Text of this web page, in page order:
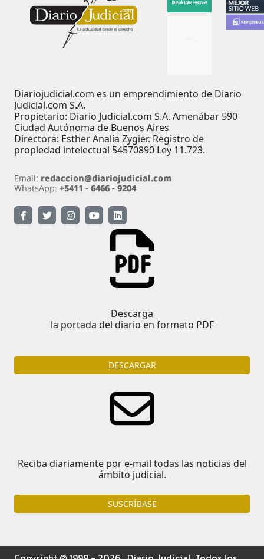
Diariojudicial.com es un emprendimiento de Diario
Judicial.com S.A.
Propietario: Diario Judicial.com S.A. Amenábar 590
Ciudad Autónoma de Buenos Aires
Directora: Esther Analía Zygier. Registro de
propiedad intelectual 54570890 Ley 11.723.
Descarga
la portada del diario en formato PDF
DESCARGAR
Reciba diariamente por e-mail todas las noticias del
ámbito judicial.
SUSCRÍBASE